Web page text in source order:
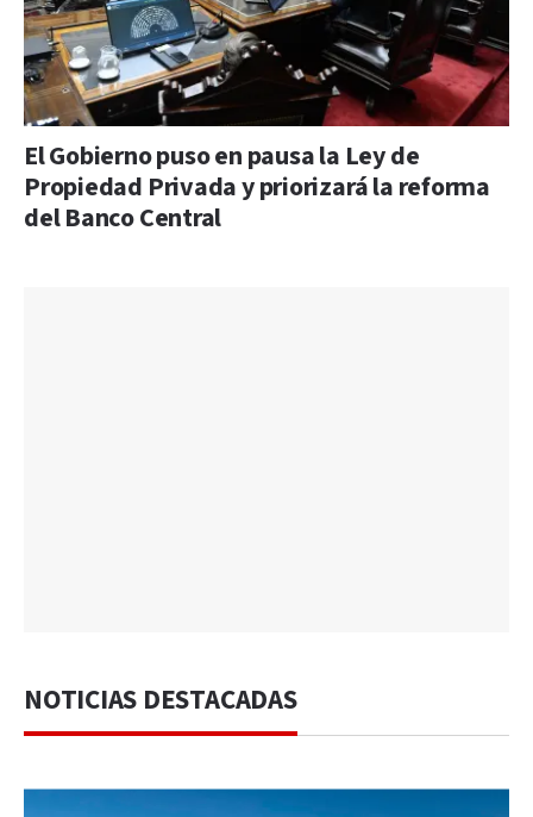
El Gobierno puso en pausa la Ley de
Propiedad Privada y priorizará la reforma
del Banco Central
NOTICIAS DESTACADAS